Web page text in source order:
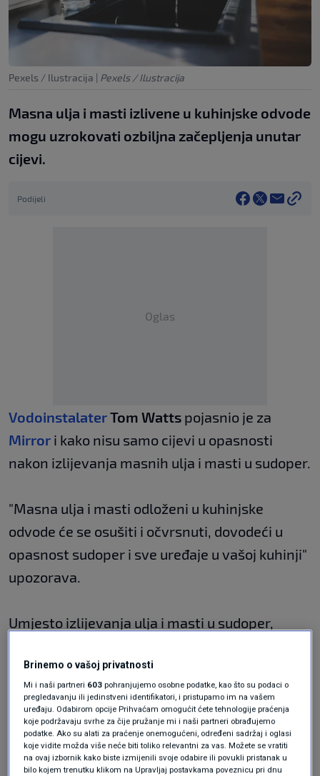
Pexels / Ilustracija | Pexels / Ilustracija
Masna ulja i masti izlivene u kuhinjske odvode
mogu uzrokovati ozbiljna začepljenja unutar
cijevi.
Podijeli
Oglas
VodoinstalaterTom Watts pojasnio je za
Mirror i kako nisu samo cijevi u opasnosti
nakon izlijevanja masnih ulja i masti u sudoper.
"Masna ulja i masti odloženi u kuhinjske
odvode će se osušiti i očvrsnuti, dovodeći u
opasnost sudoper i sve uređaje u vašoj kuhinji"
upozorava.
Umjesto izlijevanja ulja i masti u sudoper,
kantu.
Vodoinstalateritakođer napominju kako je
potrebno pratiti tri ključna koraka kako biste
izbjegli oštećenje sustava odvodnje.
Brinemo o vašoj privatnosti
Mi i naši partneri 603 pohranjujemo osobne podatke, kao što su podaci o
pregledavanju ili jedinstveni identifikatori, i pristupamo im na vašem
uređaju. Odabirom opcije Prihvaćam omogućit ćete tehnologije praćenja
koje podržavaju svrhe za čije pružanje mi i naši partneri obrađujemo
podatke. Ako su alati za praćenje onemogućeni, određeni sadržaj i oglasi
koje vidite možda više neće biti toliko relevantni za vas. Možete se vratiti
na ovaj izbornik kako biste izmijenili svoje odabire ili povukli pristanak u
bilo kojem trenutku klikom na Upravljaj postavkama poveznicu pri dnu